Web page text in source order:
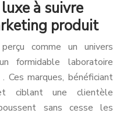
à suivre
produit
comme un univers
formidable laboratoire
Ces marques, bénéficiant
ciblant une clientèle
sans cesse les